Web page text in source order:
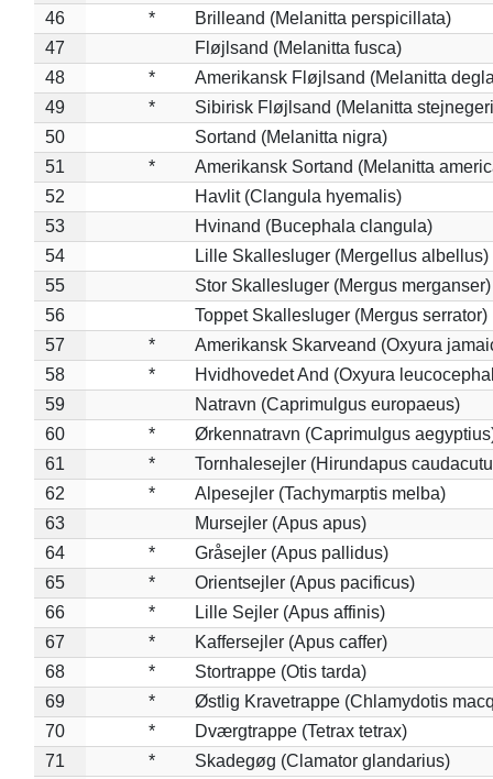
46
*
Brilleand (Melanitta perspicillata)
47
Fløjlsand (Melanitta fusca)
48
*
Amerikansk Fløjlsand (Melanitta
49
*
Sibirisk Fløjlsand (Melanitta
50
Sortand (Melanitta nigra)
51
*
Amerikansk Sortand (Melanitta
52
Havlit (Clangula hyemalis)
53
Hvinand (Bucephala clangula)
54
Lille Skallesluger (Mergellus albellus)
55
Stor Skallesluger (Mergus merganser)
56
Toppet Skallesluger (Mergus serrator)
57
*
Amerikansk Skarveand (Oxyura
58
*
Hvidhovedet And (Oxyura
59
Natravn (Caprimulgus europaeus)
60
*
Ørkennatravn (Caprimulgus
61
*
Tornhalesejler (Hirundapus
62
*
Alpesejler (Tachymarptis melba)
63
Mursejler (Apus apus)
64
*
Gråsejler (Apus pallidus)
65
*
Orientsejler (Apus pacificus)
66
*
Lille Sejler (Apus affinis)
67
*
Kaffersejler (Apus caffer)
68
*
Stortrappe (Otis tarda)
69
*
Østlig Kravetrappe (Chlamydotis
70
*
Dværgtrappe (Tetrax tetrax)
71
*
Skadegøg (Clamator glandarius)